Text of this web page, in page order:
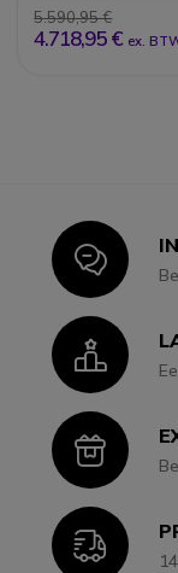
5.590,95 €
4.718,95 € ex.
Icon
Icon
Icon
Icon